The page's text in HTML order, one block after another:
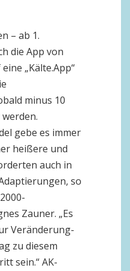
– ab 1.
die App von
„Kälte.App“
minus 10
gebe es immer
heißere und
auch in
so
Zauner. „Es
Veränderung-
zu diesem
sein.“ AK-